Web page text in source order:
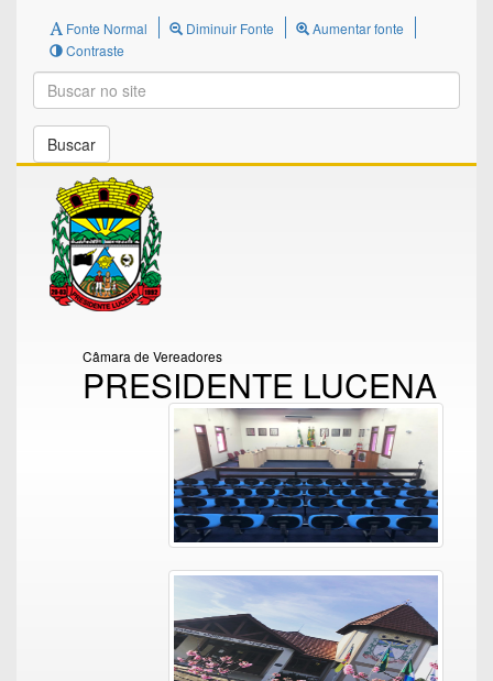
Fonte Normal Diminuir Fonte
Aumentar fonte
Contraste
Buscar
Câmara de Vereadores
PRESIDENTE LUCENA